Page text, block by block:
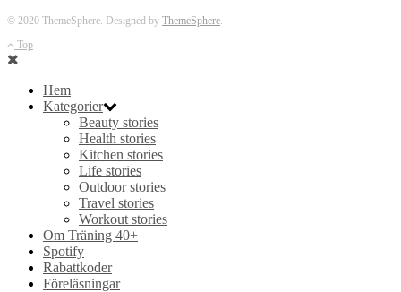
© 2020 ThemeSphere. Designed by ThemeSphere.
Top
Hem
Kategorier
Beauty stories
Health stories
Kitchen stories
Life stories
Outdoor stories
Travel stories
Workout stories
Om Träning 40+
Spotify
Rabattkoder
Föreläsningar